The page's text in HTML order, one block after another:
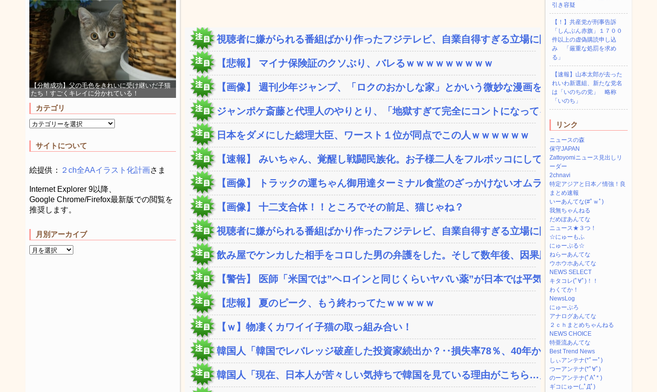
【分離成功】父の毛色をきれいに受け継いだ子猫
たち！すごくキレイに分かれている！
カテゴリ
サイトについて
絵提供： ２ch全AAイラスト化計画さま
Internet Explorer 9以降、
Google Chrome/Firefox最新版での閲覧を
推奨します。
月別アーカイブ
視聴者に嫌がられる番組ばかり作ったフジテレビ、自業自得すぎる立場に陥っ...
【悲報】 マイナ保険証のクソぶり、バレるｗｗｗｗｗｗｗｗｗ
【画像】 週刊少年ジャンプ、「ロクのおかしな家」とかいう微妙な漫画を巻...
ジャンポケ斎藤と代理人のやりとり、「地獄すぎて完全にコントになってる…...
日本をダメにした総理大臣、ワースト１位が同点でこの人ｗｗｗｗｗｗ
【速報】 みいちゃん、覚醒し戦闘民族化。お子様二人をフルボッコにしてし...
【画像】 トラックの運ちゃん御用達ターミナル食堂のざっかけないオムライ...
【画像】 十二支合体！！ところでその前足、猫じゃね？
視聴者に嫌がられる番組ばかり作ったフジテレビ、自業自得すぎる立場に陥っ...
飲み屋でケンカした相手をコロした男の弁護をした。そして数年後、因果応報...
【警告】 医師「米国では”ヘロインと同じくらいヤバい薬”が日本では平気...
【悲報】 夏のピーク、もう終わってたｗｗｗｗｗ
【ｗ】物凄くカワイイ子猫の取っ組み合い！
韓国人「韓国でレバレッジ破産した投資家続出か？‥損失率78％、40年か...
韓国人「現在、日本人が苦々しい気持ちで韓国を見ている理由がこちら…」→...
引き容疑
【！】共産党が刑事告訴
「しんぶん赤旗」１７００
件以上の虚偽購読申し込
み 「厳重な処罰を求め
る」
【速報】山本太郎が去った
れいわ新選組、新たな党名
は「いのちの党」 略称
「いのち」
リンク
ニュースの森
保守JAPAN
Zattoyomiニュース見出しリ
ーダー
2chnavi
特定アジアと日本／情強！良
まとめ速報
いーあんてな(#ﾟｗﾟ)
我無ちゃんねる
だめぽあんてな
ニュース★３つ！
☆にゅーもふ
にゅーぷる☆
ねらーあんてな
ウホウホあんてな
NEWS SELECT
キタコレ(ﾟ∀ﾟ)！！
わくてか！
NewsLog
にゅーぷろ
アナログあんてな
２ｃｈまとめちゃんねる
NEWS CHOICE
特亜流あんてな
Best Trend News
しぃアンテナ(*ﾟーﾟ)
つーアンテナ(*ﾟ∀ﾟ)
のーアンテナ(ﾟAﾟ* )
ギコにゅー(,,ﾟДﾟ)